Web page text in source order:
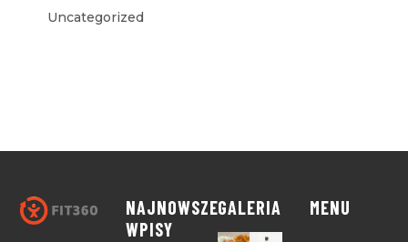
Uncategorized
NAJNOWSZE
WPISY
GALERIA MENU